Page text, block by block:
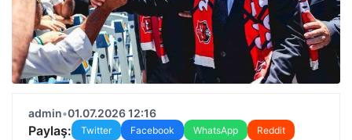
admin•01.07.2026 12:16
Paylaş: Twitter Facebook WhatsApp
Reddit